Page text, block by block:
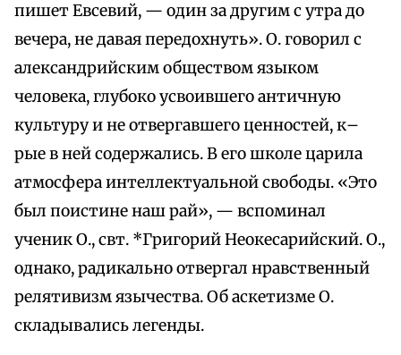
пишет Евсевий, — один за другим с утра до
вечера, не давая передохнуть». О. говорил с
александрийским обществом языком
человека, глубоко усвоившего античную
культуру и не отвергавшего ценностей, к–
рые в ней содержались. В его школе царила
атмосфера интеллектуальной свободы. «Это
был поистине наш рай», — вспоминал
ученик О., свт. *Григорий Неокесарийский. О.,
однако, радикально отвергал нравственный
релятивизм язычества. Об аскетизме О.
складывались легенды.